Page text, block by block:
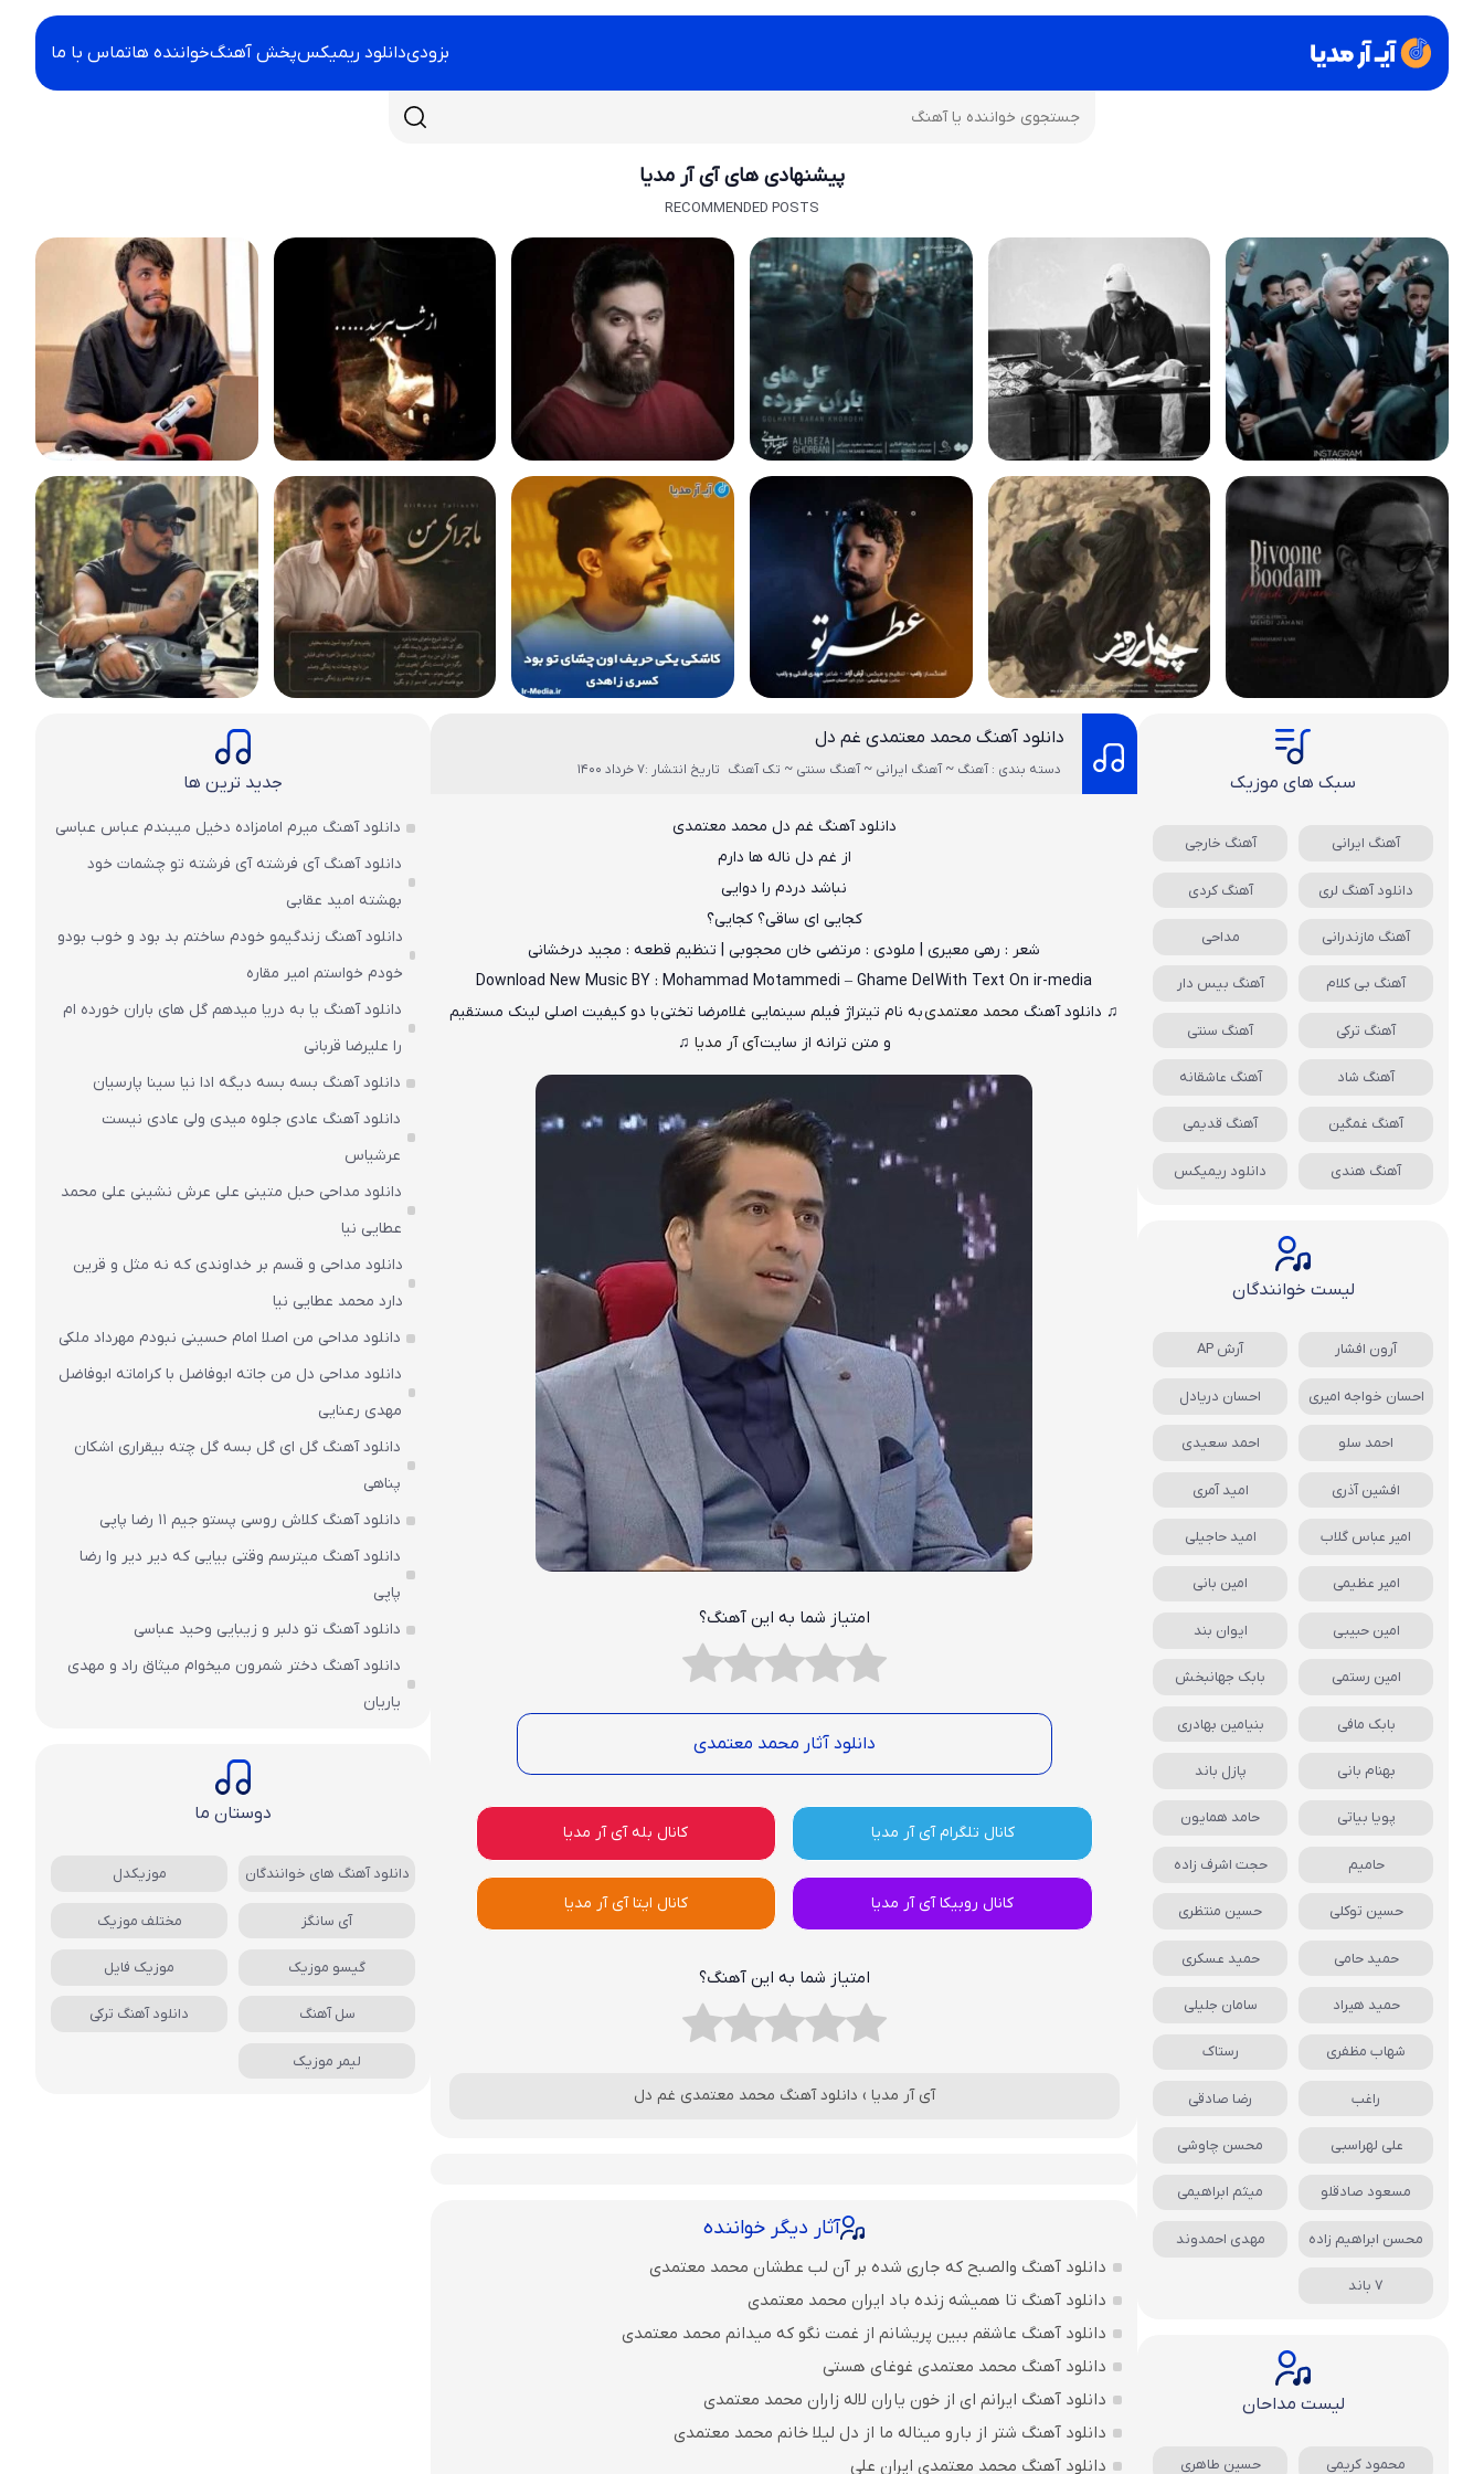
بزودیدانلود ریمیکسپخش آهنگخواننده هاتماس با ما
پیشنهادی های آی آر مدیا
RECOMMENDED POSTS
دانلود آهنگ محمد معتمدی غم دل
دسته بندی : آهنگ ~ آهنگ ایرانی ~ آهنگ سنتی ~ تک آهنگ تاریخ انتشار :7 خرداد 1400
دانلود آهنگ غم دل محمد معتمدی
از غم دل ناله ها دارم
نباشد دردم را دوايى
كجايى اى ساقى؟ كجايى؟
شعر : رهی معیری | ملودی : مرتضی خان محجوبی | تنظیم قطعه : مجید درخشانی
Download New Music BY :Mohammad Motammedi – Ghame DelWith Text Onir-media
♫ دانلود آهنگ محمد معتمدیبه نام تیتراژ فیلم سینمایی غلامرضا تختیبا دو کیفیت اصلی لینک مستقیم
و متن ترانه از سایتآی آر مدیا ♫
امتیاز شما به این آهنگ؟
دانلود آثار محمد معتمدی
کانال تلگرام آی آر مدیا کانال بله آی آر مدیا
کانال روبیکا آی آر مدیا کانال ایتا آی آر مدیا
امتیاز شما به این آهنگ؟
آی آر مدیا › دانلود آهنگ محمد معتمدی غم دل
آثار دیگر خواننده
دانلود آهنگ والصبح که جاری شده بر آن لب عطشان محمد معتمدی
دانلود آهنگ تا همیشه زنده باد ایران محمد معتمدی
دانلود آهنگ عاشقم ببین پریشانم از غمت نگو که میدانم محمد معتمدی
دانلود آهنگ محمد معتمدی غوغای هستی
دانلود آهنگ ایرانم ای از خون یاران لاله زاران محمد معتمدی
دانلود آهنگ شتر از بارو میناله ما از دل لیلا خانم محمد معتمدی
دانلود آهنگ محمد معتمدی ایران علی
سبک های موزیک
آهنگ ایرانی آهنگ خارجی
دانلود آهنگ لری آهنگ کردی
آهنگ مازندرانی مداحی
آهنگ بی کلام آهنگ بیس دار
آهنگ ترکی آهنگ سنتی
آهنگ شاد آهنگ عاشقانه
آهنگ غمگین آهنگ قدیمی
آهنگ هندی دانلود ریمیکس
لیست خوانندگان
آرون افشار آرش AP
احسان خواجه امیری احسان دریادل
احمد سلو احمد سعیدی
افشین آذری امید آمری
امیر عباس گلاب امید حاجیلی
امیر عظیمی امین بانی
امین حبیبی ایوان بند
امین رستمی بابک جهانبخش
بابک مافی بنیامین بهادری
بهنام بانی پازل باند
پویا بیاتی حامد همایون
حامیم حجت اشرف زاده
حسین توکلی حسین منتظری
حمید حامی حمید عسکری
حمید هیراد سامان جلیلی
شهاب مظفری رستاک
راغب رضا صادقی
علی لهراسبی محسن چاوشی
مسعود صادقلو میثم ابراهیمی
محسن ابراهیم زاده مهدی احمدوند
7 باند
لیست مداحان
محمود کریمی حسین طاهری
جدید ترین ها
دانلود آهنگ میرم امامزاده دخیل میبندم عباس عباسی
دانلود آهنگ آی فرشته آی فرشته تو چشمات خود
بهشته امید عقابی
دانلود آهنگ زندگیمو خودم ساختم بد بود و خوب بودو
خودم خواستم امیر مقاره
دانلود آهنگ یا به دریا میدهم گل های باران‌ خورده ام
را علیرضا قربانی
دانلود آهنگ بسه بسه دیگه ادا نیا سینا پارسیان
دانلود آهنگ عادی جلوه میدی ولی عادی نیست
عرشیاس
دانلود مداحی حبل متینی علی عرش نشینی علی محمد
عطایی نیا
دانلود مداحی و قسم بر خداوندی که نه مثل و قرین
دارد محمد عطایی نیا
دانلود مداحی من اصلا امام حسینی نبودم مهرداد ملکی
دانلود مداحی دل من جاته ابوفاضل با کراماته ابوفاضل
مهدی رعنایی
دانلود آهنگ گل ای گل بسه گل چته بیقراری اشکان
پناهی
دانلود آهنگ کلاش روسی پستو جیم ۱۱ رضا پاپی
دانلود آهنگ میترسم وقتی بیایی که دیر دیر وا رضا
پاپی
دانلود آهنگ تو دلبر و زیبایی وحید عباسی
دانلود آهنگ دختر شمرون میخوام میثاق راد و مهدی
یاریان
دوستان ما
دانلود آهنگ های خوانندگان موزیکدل
آی سانگز مختلف موزیک
گیسو موزیک موزیک فایل
سل آهنگ دانلود آهنگ ترکی
لیمر موزیک